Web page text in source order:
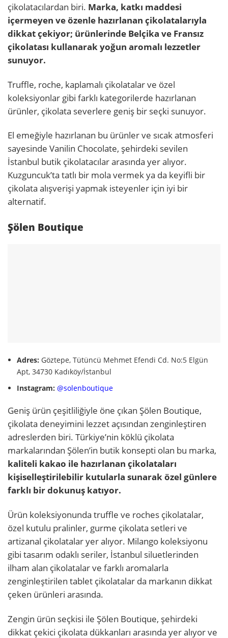
çikolatacılardan biri. Marka, katkı maddesi
içermeyen ve özenle hazırlanan çikolatalarıyla
dikkat çekiyor; ürünlerinde Belçika ve Fransız
çikolatası kullanarak yoğun aromalı lezzetler
sunuyor.
Truffle, roche, kaplamalı çikolatalar ve özel
koleksiyonlar gibi farklı kategorilerde hazırlanan
ürünler, çikolata severlere geniş bir seçki sunuyor.
El emeğiyle hazırlanan bu ürünler ve sıcak atmosferi
sayesinde Vanilin Chocolate, şehirdeki sevilen
İstanbul butik çikolatacılar arasında yer alıyor.
Kuzguncuk’ta tatlı bir mola vermek ya da keyifli bir
çikolata alışverişi yapmak isteyenler için iyi bir
alternatif.
Şölen Boutique
Adres: Göztepe, Tütüncü Mehmet Efendi Cd. No:5 Elgün
Apt, 34730 Kadıköy/İstanbul
Instagram:@solenboutique
Geniş ürün çeşitliliğiyle öne çıkan Şölen Boutique,
çikolata deneyimini lezzet açısından zenginleştiren
adreslerden biri. Türkiye’nin köklü çikolata
markalarından Şölen’in butik konsepti olan bu marka,
kaliteli kakao ile hazırlanan çikolataları
kişiselleştirilebilir kutularla sunarak özel günlere
farklı bir dokunuş katıyor.
Ürün koleksiyonunda truffle ve roches çikolatalar,
özel kutulu pralinler, gurme çikolata setleri ve
artizanal çikolatalar yer alıyor. Milango koleksiyonu
gibi tasarım odaklı seriler, İstanbul siluetlerinden
ilham alan çikolatalar ve farklı aromalarla
zenginleştirilen tablet çikolatalar da markanın dikkat
çeken ürünleri arasında.
Zengin ürün seçkisi ile Şölen Boutique, şehirdeki
dikkat çekici çikolata dükkanları arasında yer alıyor ve